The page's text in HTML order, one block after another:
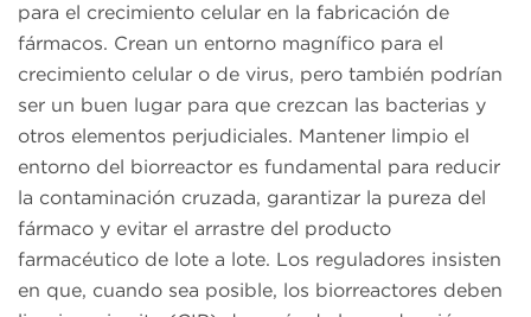
para el crecimiento celular en la fabricación de
fármacos. Crean un entorno magnífico para el
crecimiento celular o de virus, pero también podrían
ser un buen lugar para que crezcan las bacterias y
otros elementos perjudiciales. Mantener limpio el
entorno del biorreactor es fundamental para reducir
la contaminación cruzada, garantizar la pureza del
fármaco y evitar el arrastre del producto
farmacéutico de lote a lote. Los reguladores insisten
en que, cuando sea posible, los biorreactores deben